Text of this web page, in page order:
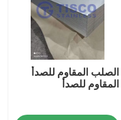
الصلب المقاوم للصدأ
المقاوم للصدأ